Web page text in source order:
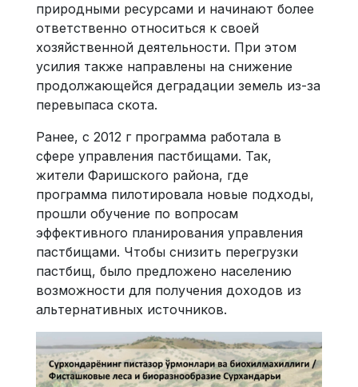
природными ресурсами и начинают более
ответственно относиться к своей
хозяйственной деятельности. При этом
усилия также направлены на снижение
продолжающейся деградации земель из-за
перевыпаса скота.
Ранее, с 2012 г программа работала в
сфере управления пастбищами. Так,
жители Фаришского района, где
программа пилотировала новые подходы,
прошли обучение по вопросам
эффективного планирования управления
пастбищами. Чтобы снизить перегрузки
пастбищ, было предложено населению
возможности для получения доходов из
альтернативных источников.